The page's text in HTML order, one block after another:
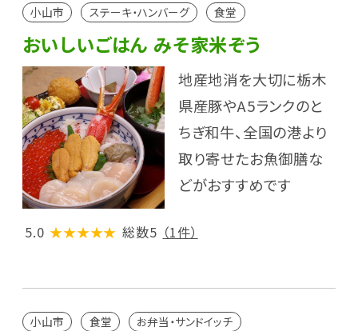
小山市 ステーキ・ハンバーグ 食堂
おいしいごはん みそ家米ぞう
地産地消を大切に栃木
県産豚やA5ランクのと
ちぎ和牛、全国の港より
取り寄せたお魚御膳な
どがおすすめです
5.0 ★★★★★ 総数5 （1件）
小山市 食堂 お弁当・サンドイッチ